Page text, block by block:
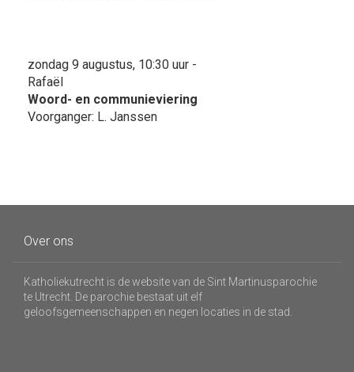
zondag 9 augustus, 10:30 uur -
Rafaël
Woord- en communieviering
Voorganger: L. Janssen
Over ons
Katholiekutrecht is de website van de Sint Martinusparochie
te Utrecht. De parochie bestaat uit elf
geloofsgemeenschappen en negen locaties in de stad.